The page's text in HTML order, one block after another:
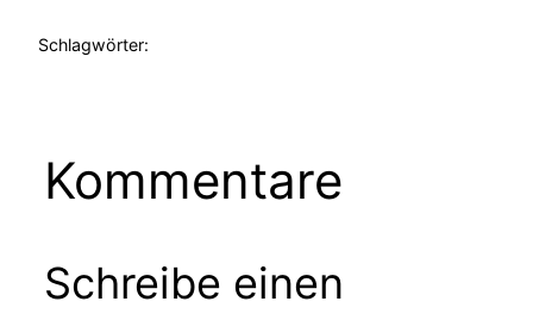
Schlagwörter:
Kommentare
Schreibe einen